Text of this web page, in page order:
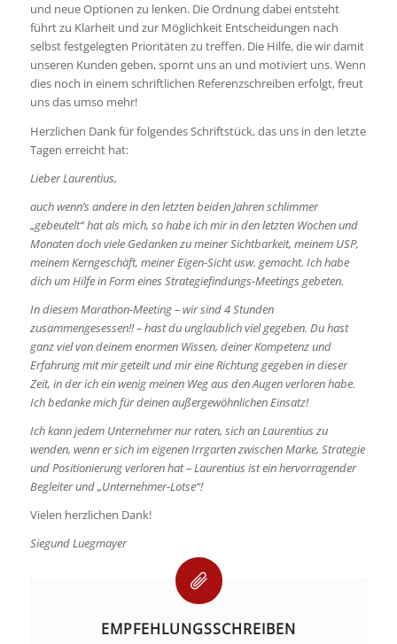
und neue Optionen zu lenken. Die Ordnung dabei entsteht
führt zu Klarheit und zur Möglichkeit Entscheidungen nach
selbst festgelegten Prioritäten zu treffen. Die Hilfe, die wir damit
unseren Kunden geben, spornt uns an und motiviert uns. Wenn
dies noch in einem schriftlichen Referenzschreiben erfolgt, freut
uns das umso mehr!
Herzlichen Dank für folgendes Schriftstück, das uns in den letzte
Tagen erreicht hat:
Lieber Laurentius,
auch wenn’s andere in den letzten beiden Jahren schlimmer
„gebeutelt“ hat als mich, so habe ich mir in den letzten Wochen und
Monaten doch viele Gedanken zu meiner Sichtbarkeit, meinem USP,
meinem Kerngeschäft, meiner Eigen-Sicht usw. gemacht. Ich habe
dich um Hilfe in Form eines Strategiefindungs-Meetings gebeten.
In diesem Marathon-Meeting – wir sind 4 Stunden
zusammengesessen!! – hast du unglaublich viel gegeben. Du hast
ganz viel von deinem enormen Wissen, deiner Kompetenz und
Erfahrung mit mir geteilt und mir eine Richtung gegeben in dieser
Zeit, in der ich ein wenig meinen Weg aus den Augen verloren habe.
Ich bedanke mich für deinen außergewöhnlichen Einsatz!
Ich kann jedem Unternehmer nur raten, sich an Laurentius zu
wenden, wenn er sich im eigenen Irrgarten zwischen Marke, Strategie
und Positionierung verloren hat – Laurentius ist ein hervorragender
Begleiter und „Unternehmer-Lotse“!
Vielen herzlichen Dank!
Siegund Luegmayer
EMPFEHLUNGSSCHREIBEN